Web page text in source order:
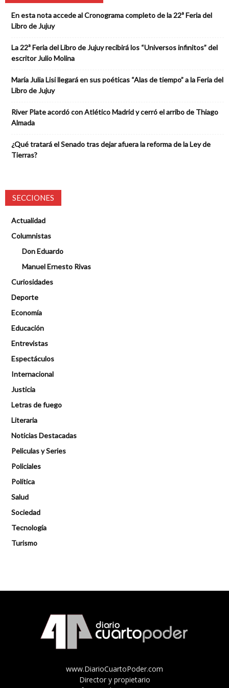
En esta nota accede al Cronograma completo de la 22ª Feria del
Libro de Jujuy
La 22ª Feria del Libro de Jujuy recibirá los “Universos infinitos” del
escritor Julio Molina
María Julia Lisi llegará en sus poéticas “Alas de tiempo” a la Feria del
Libro de Jujuy
River Plate acordó con Atlético Madrid y cerró el arribo de Thiago
Almada
¿Qué tratará el Senado tras dejar afuera la reforma de la Ley de
Tierras?
SECCIONES
Actualidad
Columnistas
Don Eduardo
Manuel Ernesto Rivas
Curiosidades
Deporte
Economía
Educación
Entrevistas
Espectáculos
Internacional
Justicia
Letras de fuego
Literaria
Noticias Destacadas
Peliculas y Series
Policiales
Política
Salud
Sociedad
Tecnología
Turismo
www.DiarioCuartoPoder.com
Director y propietario